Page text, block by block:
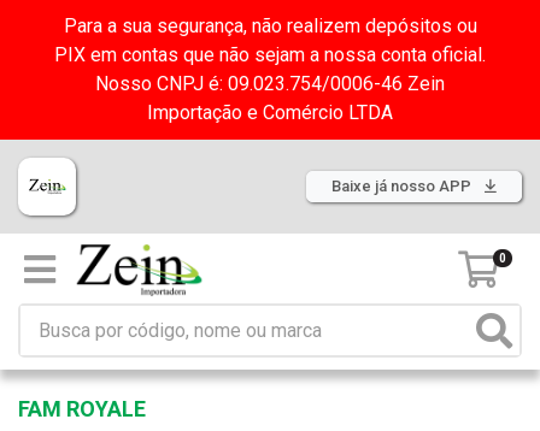
Para a sua segurança, não realizem depósitos ou
PIX em contas que não sejam a nossa conta oficial.
Nosso CNPJ é: 09.023.754/0006-46 Zein
Importação e Comércio LTDA
Baixe já nosso APP
0
FAM ROYALE